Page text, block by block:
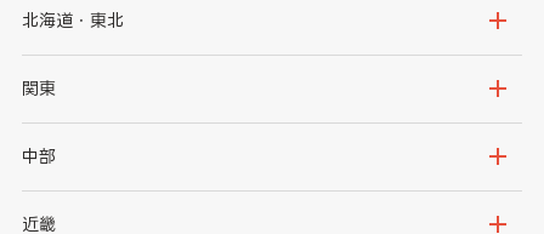
北海道・東北
北海道
岩手県
秋田県
関東
茨城県
群馬県
中部
新潟県
近畿